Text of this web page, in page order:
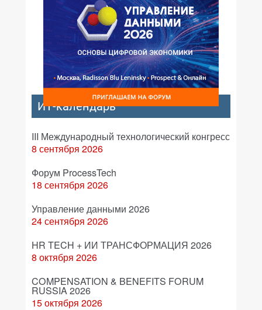
ИТ-календарь
III Международный технологический конгресс
8 сентября 2026
Форум ProcessTech
18 сентября 2026
Управление данными 2026
24 сентября 2026
HR TECH + ИИ ТРАНСФОРМАЦИЯ 2026
8 октября 2026
COMPENSATION & BENEFITS FORUM
RUSSIA 2026
15 октября 2026